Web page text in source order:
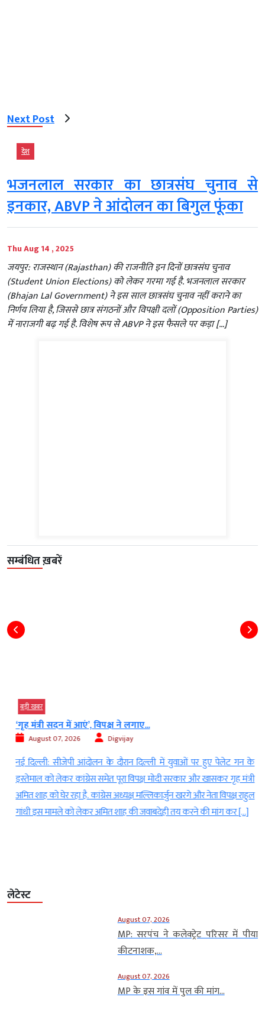
Next Post
देश
भजनलाल सरकार का छात्रसंघ चुनाव से
इनकार, ABVP ने आंदोलन का बिगुल फूंका
Thu Aug 14 , 2025
जयपुर: राजस्थान (Rajasthan) की राजनीति इन दिनों छात्रसंघ चुनाव
(Student Union Elections) को लेकर गरमा गई है. भजनलाल सरकार
(Bhajan Lal Government) ने इस साल छात्रसंघ चुनाव नहीं कराने का
निर्णय लिया है, जिससे छात्र संगठनों और विपक्षी दलों (Opposition Parties)
में नाराजगी बढ़ गई है. विशेष रूप से ABVP ने इस फैसले पर कड़ा […]
सम्बंधित ख़बरें
बड़ी खबर
‘गृह मंत्री सदन में आएं’, विपक्ष ने लगाए...
August 07, 2026 Digvijay
नई दिल्ली: सीजेपी आंदोलन के दौरान दिल्ली में युवाओं पर हुए पेलेट गन के
इस्तेमाल को लेकर कांग्रेस समेत पूरा विपक्ष मोदी सरकार और खासकर गृह मंत्री
अमित शाह को घेर रहा है. कांग्रेस अध्यक्ष मल्लिकार्जुन खरगे और नेता विपक्ष राहुल
गांधी इस मामले को लेकर अमित शाह की जवाबदेही तय करने की मांग कर […]
लेटेस्ट
August 07, 2026
MP: सरपंच ने कलेक्ट्रेट परिसर में पीया
कीटनाशक,...
August 07, 2026
MP के इस गांव में पुल की मांग...